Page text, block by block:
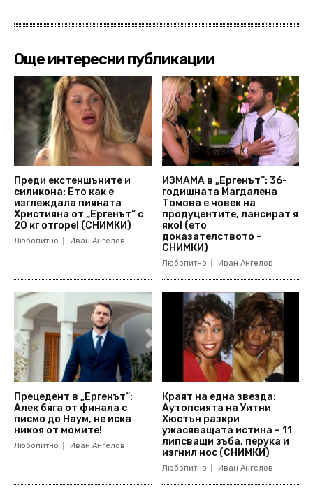
Още интересни публикации
Преди екстеншъните и
силикона: Ето как е
изглеждала пияната
Християна от „Ергенът“ с
20 кг отгоре! (СНИМКИ)
Любопитно Иван Ангелов
ИЗМАМА в „Ергенът“: 36-
годишната Магдалена
Томова е човек на
продуцентите, лансират я
яко! (ето
доказателството –
СНИМКИ)
Любопитно Иван Ангелов
Прецедент в „Ергенът“:
Алек бяга от финала с
писмо до Наум, не иска
никоя от момите!
Любопитно Иван Ангелов
Краят на една звезда:
Аутопсията на Уитни
Хюстън разкри
ужасяващата истина – 11
липсващи зъба, перука и
изгнил нос (СНИМКИ)
Любопитно Иван Ангелов